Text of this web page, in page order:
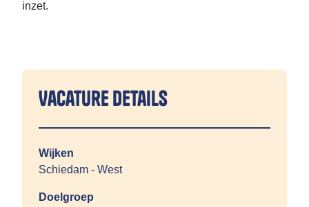
inzet.
Vacature details
Wijken
Schiedam - West
Doelgroep